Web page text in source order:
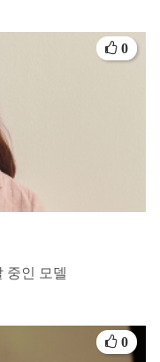
중인 모델
0
0